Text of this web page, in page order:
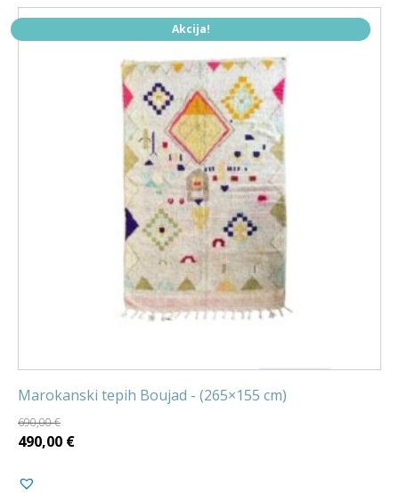
Akcija!
Marokanski tepih Boujad - (265×155 cm)
690,00€
Izvorna
bila
490,00 €Trenutna